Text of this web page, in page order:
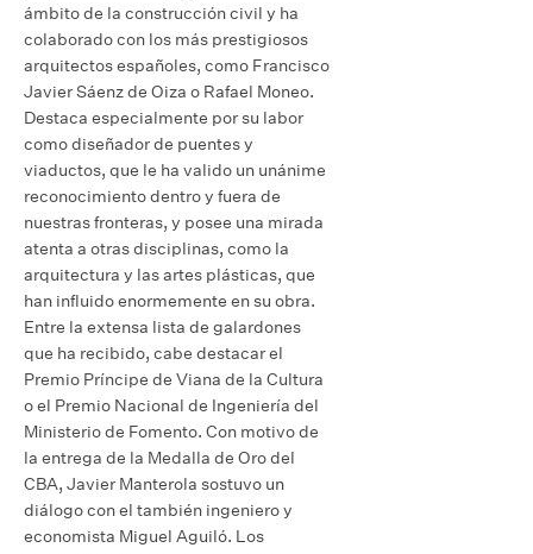
ámbito de la construcción civil y ha
colaborado con los más prestigiosos
arquitectos españoles, como Francisco
Javier Sáenz de Oiza o Rafael Moneo.
Destaca especialmente por su labor
como diseñador de puentes y
viaductos, que le ha valido un unánime
reconocimiento dentro y fuera de
nuestras fronteras, y posee una mirada
atenta a otras disciplinas, como la
arquitectura y las artes plásticas, que
han influido enormemente en su obra.
Entre la extensa lista de galardones
que ha recibido, cabe destacar el
Premio Príncipe de Viana de la Cultura
o el Premio Nacional de Ingeniería del
Ministerio de Fomento. Con motivo de
la entrega de la Medalla de Oro del
CBA, Javier Manterola sostuvo un
diálogo con el también ingeniero y
economista Miguel Aguiló. Los